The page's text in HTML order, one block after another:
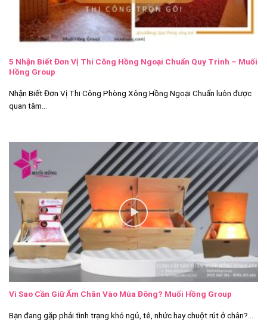
5 Nhận Biết Đơn Vị Thi Công Hồng Ngoại Chuẩn Quy Trình – Muối
Hồng Group
Nhận Biết Đơn Vị Thi Công Phòng Xông Hồng Ngoại Chuẩn luôn được
quan tâm...
Vì Sao Cần Giữ Ấm Chân Vào Mùa Đông? Muối Hồng Group
Bạn đang gặp phải tình trạng khó ngủ, tê, nhức hay chuột rút ở chân?...